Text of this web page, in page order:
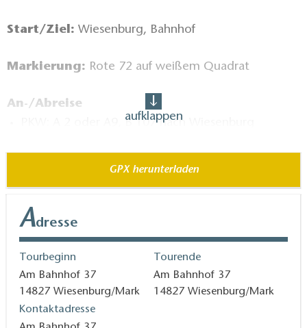
Start/Ziel: Wiesenburg, Bahnhof
Markierung: Rote 72 auf weißem Quadrat
An-/Abreise
PKW: A 2 oder A9, B 107 nach Wiesenburg
Schloss und Park Wiesenburg
Historischer Dorfkern und Kirche Wiesenburg
Kerzenfabrik Reetzerhütten
Buchenwälder um die "Alte Hölle"
Wildschweingatter an der "Alten Hölle"
aufklappen
GPX herunterladen
Adresse
Tourbeginn
Am Bahnhof 37
14827 Wiesenburg/Mark
Tourende
Am Bahnhof 37
14827 Wiesenburg/Mark
Kontaktadresse